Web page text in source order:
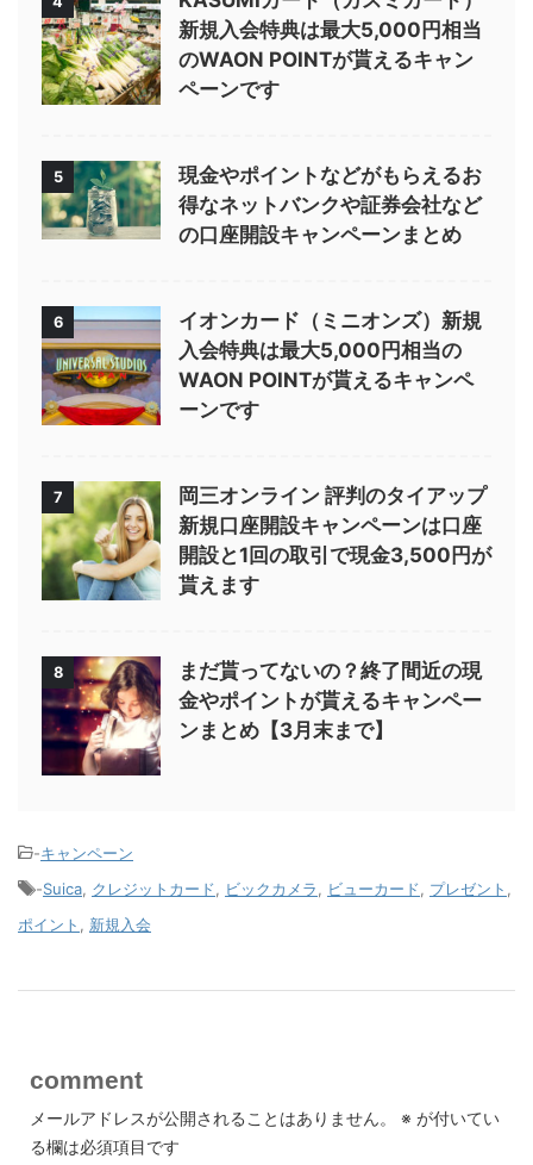
新規入会特典は最大5,000円相当
のWAON POINTが貰えるキャン
ペーンです
5
現金やポイントなどがもらえるお
得なネットバンクや証券会社など
の口座開設キャンペーンまとめ
6
イオンカード（ミニオンズ）新規
入会特典は最大5,000円相当の
WAON POINTが貰えるキャンペ
ーンです
7
岡三オンライン 評判のタイアップ
新規口座開設キャンペーンは口座
開設と1回の取引で現金3,500円が
貰えます
8
まだ貰ってないの？終了間近の現
金やポイントが貰えるキャンペー
ンまとめ【3月末まで】
-キャンペーン
-Suica クレジットカード ビックカメラ ビューカード プレゼント
ポイント
新規入会
comment
メールアドレスが公開されることはありません。 ※ が付いてい
る欄は必須項目です